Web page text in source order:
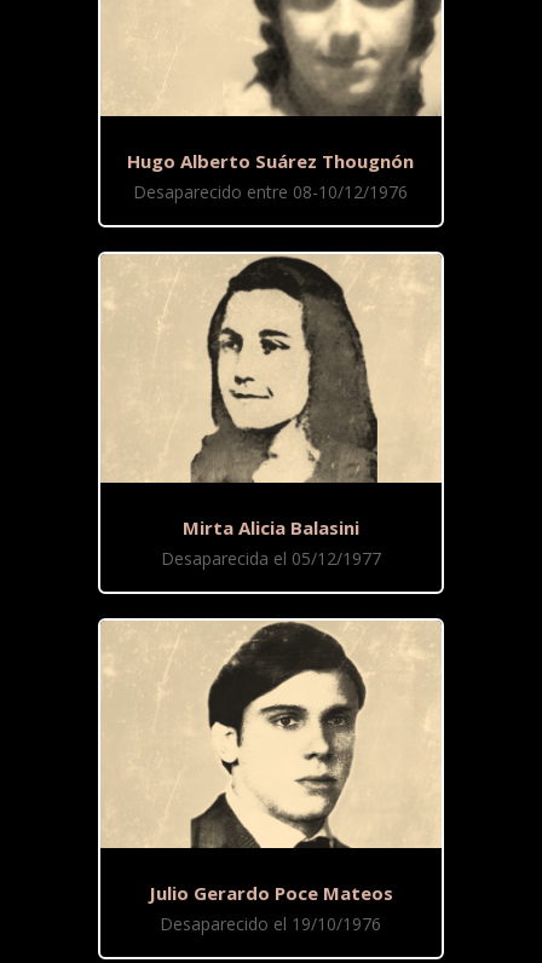
Hugo Alberto Suárez Thougnón
Desaparecido entre 08-10/12/1976
Mirta Alicia Balasini
Desaparecida el 05/12/1977
Julio Gerardo Poce Mateos
Desaparecido el 19/10/1976